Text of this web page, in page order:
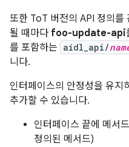
또한 ToT 버전의 API 정의를
될 때마다 foo-update-api
를 포함하는 aidl_api/
니다.
인터페이스의 안정성을 유지
추가할 수 있습니다.
인터페이스 끝에 메서
정의된 메서드)